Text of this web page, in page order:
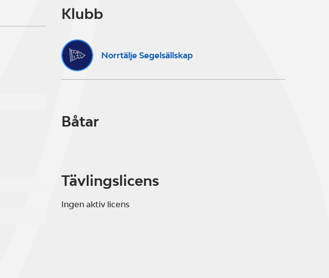
Klubb
Norrtälje Segelsällskap
Båtar
Tävlingslicens
Ingen aktiv licens